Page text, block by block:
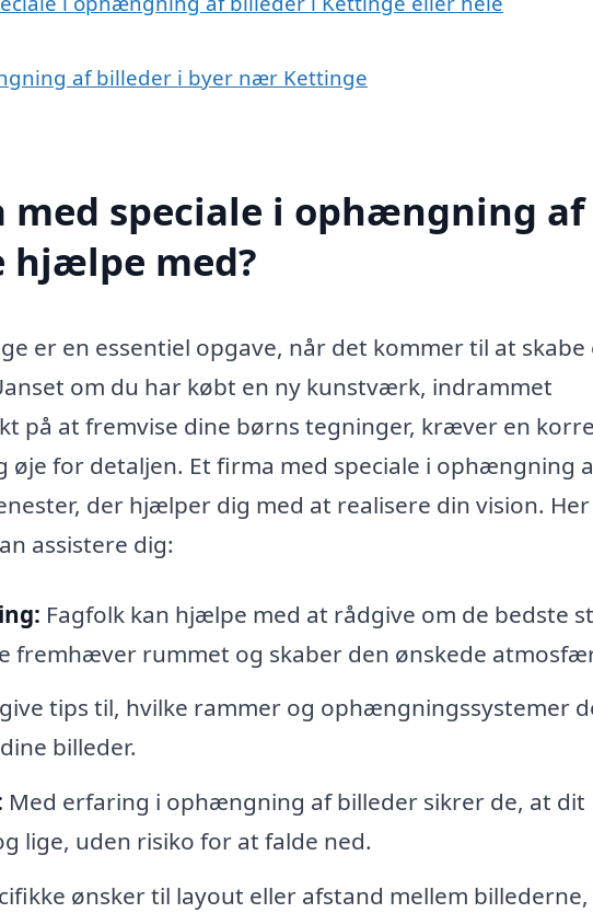
af billeder i byer nær Kettinge
med speciale i ophængning af
hjælpe med?
er en essentiel opgave, når det kommer til at skabe
om du har købt en ny kunstværk, indrammet
på at fremvise dine børns tegninger, kræver en
for detaljen. Et firma med speciale i ophængning
der hjælper dig med at realisere din vision.
assistere dig:
Fagfolk kan hjælpe med at rådgive om de bedste
fremhæver rummet og skaber den ønskede
tips til, hvilke rammer og ophængningssystemer
billeder.
Med erfaring i ophængning af billeder sikrer de, at dit
lige, uden risiko for at falde ned.
ønsker til layout eller afstand mellem